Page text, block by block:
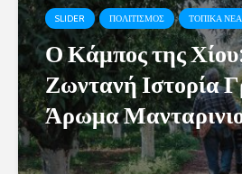
SLIDER ΠΟΛΙΤΙΣΜΟΣ ΤΟΠΙΚΑ ΝΕΑ
Ο Κάμπος της
Ζωντανή Ιστορία
Άρωμα